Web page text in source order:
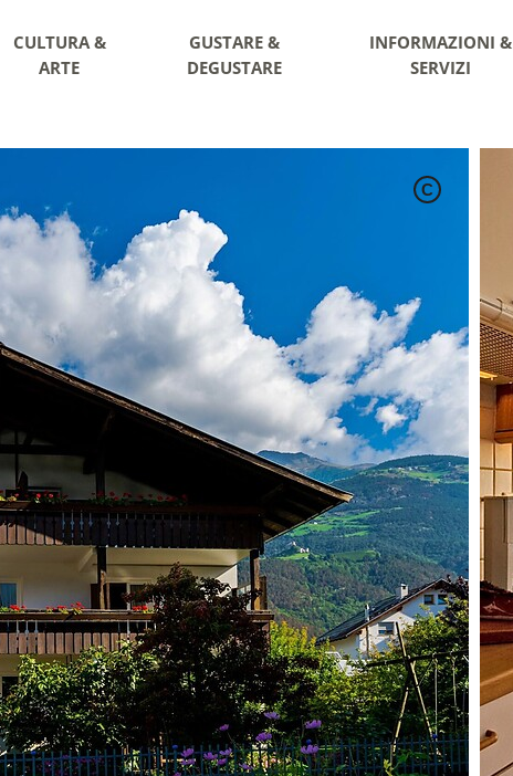
CULTURA &
ARTE
GUSTARE &
DEGUSTARE
INFORMAZIONI &
SERVIZI